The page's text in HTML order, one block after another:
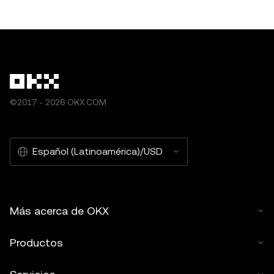
©2017 - 2026 OKX.COM
Español (Latinoamérica)/USD
Más acerca de OKX
Productos